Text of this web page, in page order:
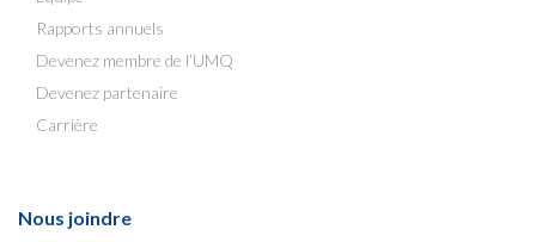
Rapports annuels
Devenez membre de l’UMQ
Devenez partenaire
Carrière
Nous joindre